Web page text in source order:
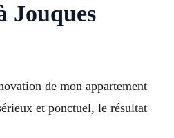
Jouques
de mon appartement
et ponctuel, le résultat